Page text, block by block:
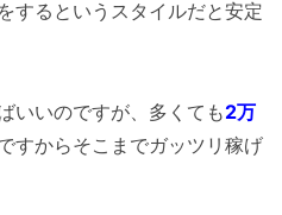
するというスタイルだと安定
いいのですが、多くても2万
すからそこまでガッツリ稼げ